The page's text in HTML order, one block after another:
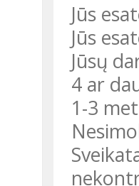
Jūs
Jūs
Jūsų
4 ar
1-3